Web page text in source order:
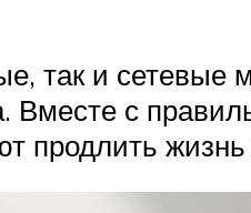
так и сетевые
Вместе с
продлить